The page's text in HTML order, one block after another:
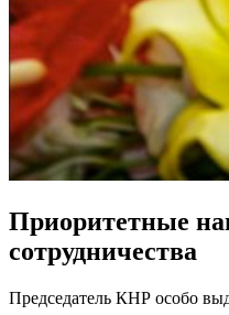
Приоритетные
сотрудничества
Председатель КНР особо